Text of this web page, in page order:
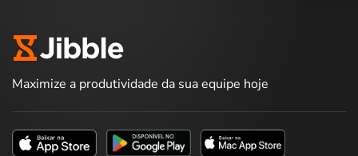
Maximize a produtividade da sua equipe hoje